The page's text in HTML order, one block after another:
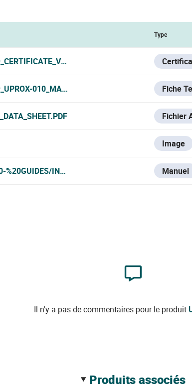
Type
010_MANUFACTURER_DATA_SHEET.PDF
Fiche
Fichier
Image
%20GUIDES/INTRUSION/U-PROX/ Manuel
Il n'y a pas de commentaires pour le produit
produits associés